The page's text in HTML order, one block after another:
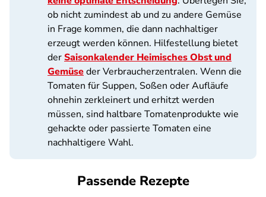
ob nicht zumindest ab und zu andere Gemüse
in Frage kommen, die dann nachhaltiger
erzeugt werden können. Hilfestellung bietet
derSaisonkalender Heimisches Obst und
Gemüseder Verbraucherzentralen. Wenn die
Tomaten für Suppen, Soßen oder Aufläufe
ohnehin zerkleinert und erhitzt werden
müssen, sind haltbare Tomatenprodukte wie
gehackte oder passierte Tomaten eine
nachhaltigere Wahl.
Passende Rezepte